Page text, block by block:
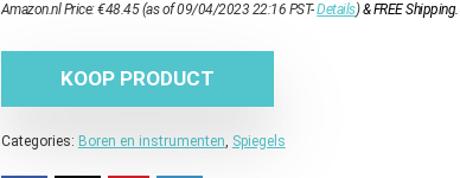
Amazon.nl Price:€48.45(as of 09/04/2023 22:16 PST-Details)&FREE Shipping.
KOOP PRODUCT
Categories: Boren en instrumenten, Spiegels